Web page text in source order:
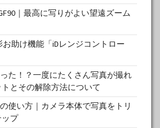
｜最高に写りがよい望遠ズーム
お助け機能「iDレンジコントロー
った！？一度にたくさん写真が撮れ
とその解除方法について
使い方｜カメラ本体で写真をトリ
ップ